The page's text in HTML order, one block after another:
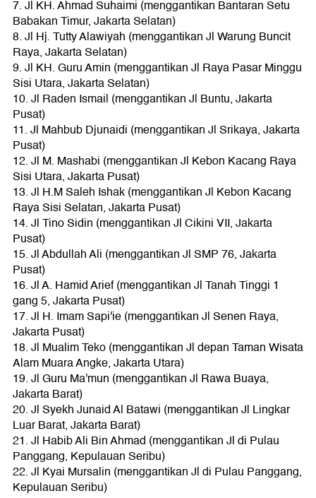
7. Jl KH. Ahmad Suhaimi (menggantikan Bantaran Setu
Babakan Timur, Jakarta Selatan)
8. Jl Hj. Tutty Alawiyah (menggantikan Jl Warung Buncit
Raya, Jakarta Selatan)
9. Jl KH. Guru Amin (menggantikan Jl Raya Pasar Minggu
Sisi Utara, Jakarta Selatan)
10. Jl Raden Ismail (menggantikan Jl Buntu, Jakarta
Pusat)
11. Jl Mahbub Djunaidi (menggantikan Jl Srikaya, Jakarta
Pusat)
12. Jl M. Mashabi (menggantikan Jl Kebon Kacang Raya
Sisi Utara, Jakarta Pusat)
13. Jl H.M Saleh Ishak (menggantikan Jl Kebon Kacang
Raya Sisi Selatan, Jakarta Pusat)
14. Jl Tino Sidin (menggantikan Jl Cikini VII, Jakarta
Pusat)
15. Jl Abdullah Ali (menggantikan Jl SMP 76, Jakarta
Pusat)
16. Jl A. Hamid Arief (menggantikan Jl Tanah Tinggi 1
gang 5, Jakarta Pusat)
17. Jl H. Imam Sapi'ie (menggantikan Jl Senen Raya,
Jakarta Pusat)
18. Jl Mualim Teko (menggantikan Jl depan Taman Wisata
Alam Muara Angke, Jakarta Utara)
19. Jl Guru Ma'mun (menggantikan Jl Rawa Buaya,
Jakarta Barat)
20. Jl Syekh Junaid Al Batawi (menggantikan Jl Lingkar
Luar Barat, Jakarta Barat)
21. Jl Habib Ali Bin Ahmad (menggantikan Jl di Pulau
Panggang, Kepulauan Seribu)
22. Jl Kyai Mursalin (menggantikan Jl di Pulau Panggang,
Kepulauan Seribu)